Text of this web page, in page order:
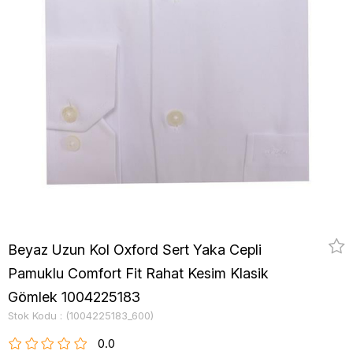
Beyaz Uzun Kol Oxford Sert Yaka Cepli
Pamuklu Comfort Fit Rahat Kesim Klasik
Gömlek 1004225183
Stok Kodu (1004225183_600)
0.0